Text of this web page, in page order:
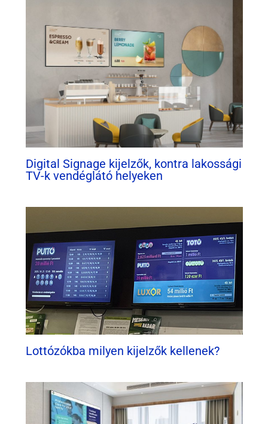
Digital Signage kijelzők, kontra lakossági
TV-k vendéglátó helyeken
Lottózókba milyen kijelzők kellenek?